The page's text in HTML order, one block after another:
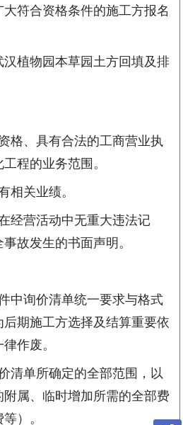
符合资格条件的施工方报名
植物园本草园土方回填及排
、具有合法的工商营业执
程的业务范围。
关业绩。
营活动中无重大违法记
故发生的书面声明。
询价清单统一要求与格式
期施工方选择及结算重要依
作废。
单所确定的全部范围，以
属、临时增加所需的全部费
）。